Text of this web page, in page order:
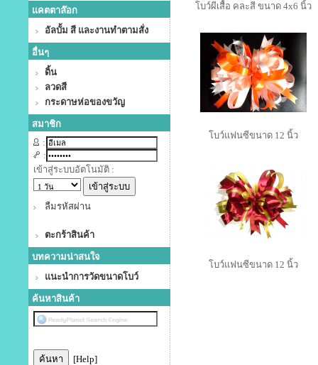
แคตตาล๊อก
อัลบั้ม สี และงานทำตามสั่ง
อื่นๆ
ดิ้น
ลวดสี
กระดาษห่อของขวัญ
สมาชิก
:
:
เข้าสู่ระบบอัตโนมัติ :
ลืมรหัสผ่าน
ตะกร้าสินค้า
บทความน่าสนใจ
แนะนำการวัดขนาดโบว์
ค้นหาสินค้า
[Help]
โบว์ผีเสื้อ คละสี ขนาด 4x6 นิ้ว
โบว์แฟนซีขนาด 12 นิ้ว
โบว์แฟนซีขนาด 12 นิ้ว